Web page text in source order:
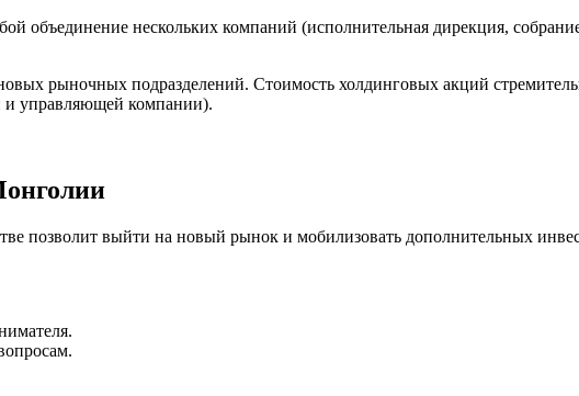
объединение нескольких компаний (исполнительная дирекция,
рыночных подразделений. Стоимость холдинговых акций
и управляющей компании).
позволит выйти на новый рынок и мобилизовать дополнительных